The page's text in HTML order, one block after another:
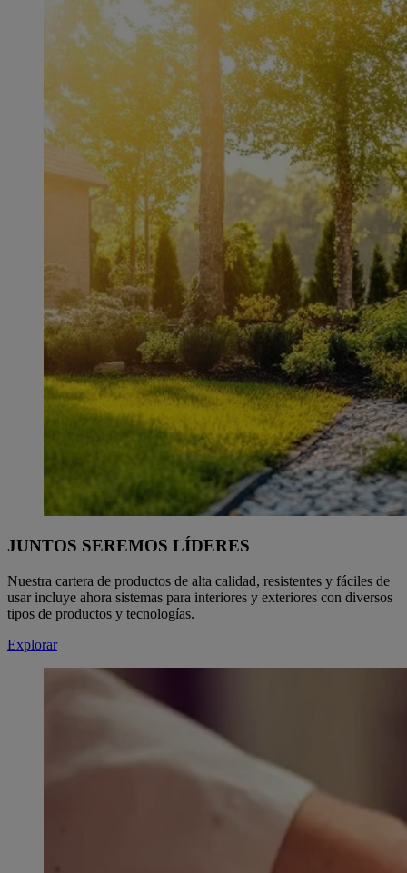
JUNTOS SEREMOS LÍDERES
Nuestra cartera de productos de alta calidad, resistentes y fáciles de
usar incluye ahora sistemas para interiores y exteriores con diversos
tipos de productos y tecnologías.
Explorar